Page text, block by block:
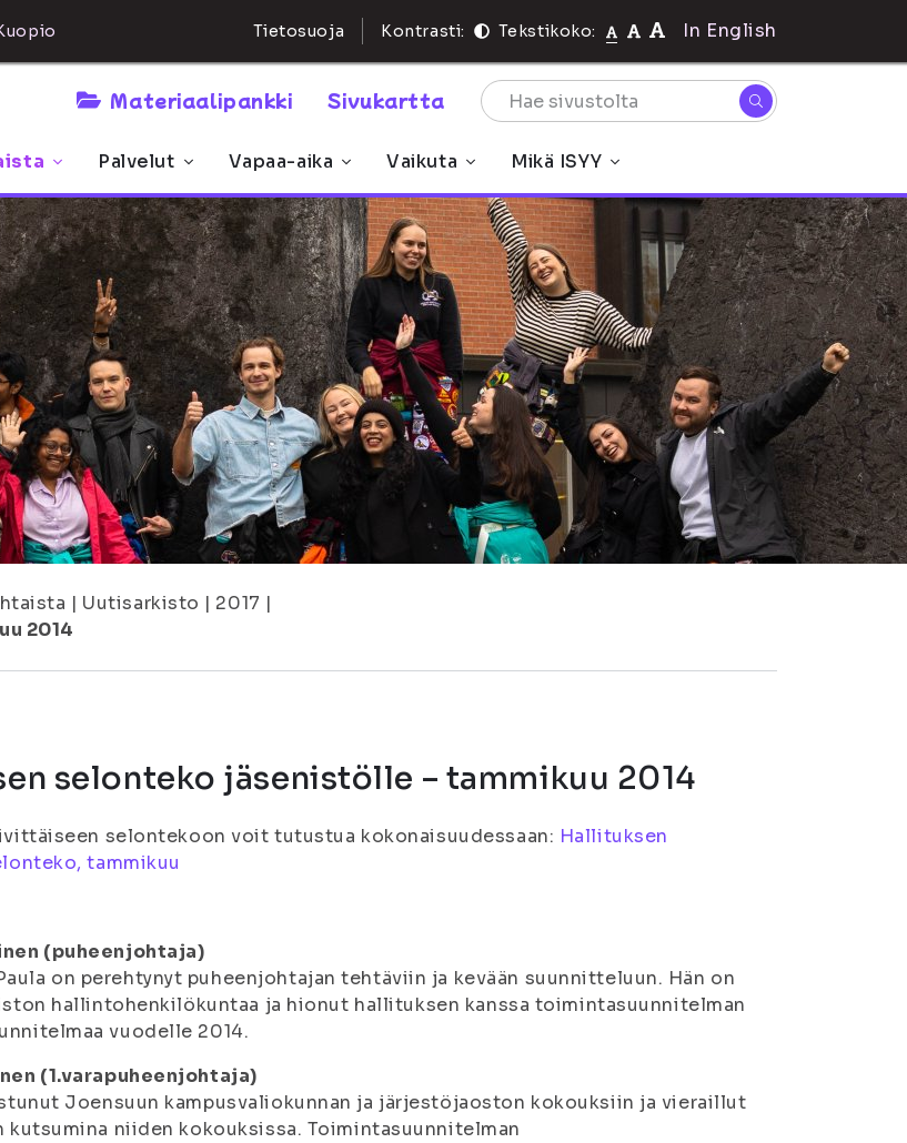
Tietosuoja Kontrasti: Tekstikoko: In English
Materiaalipankki Sivukartta
Palvelut Vapaa-aika Vaikuta Mikä ISYY
| Uutisarkisto | 2017 |
2014
selonteko jäsenistölle – tammikuu 2014
selontekoon voit tutustua kokonaisuudessaan: Hallituksen
tammikuu
(puheenjohtaja)
on perehtynyt puheenjohtajan tehtäviin ja kevään suunnitteluun. Hän on
hallintohenkilökuntaa ja hionut hallituksen kanssa toimintasuunnitelman
vuodelle 2014.
(1.varapuheenjohtaja)
Joensuun kampusvaliokunnan ja järjestöjaoston kokouksiin ja vieraillut
kutsumina niiden kokouksissa. Toimintasuunnitelman